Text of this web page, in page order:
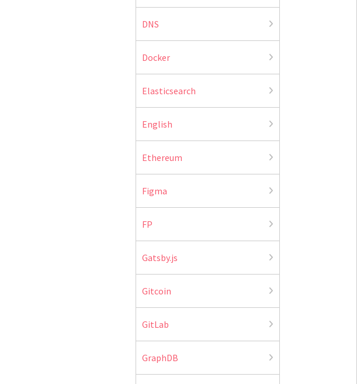
DNS
Docker
Elasticsearch
English
Ethereum
Figma
FP
Gatsby.js
Gitcoin
GitLab
GraphDB